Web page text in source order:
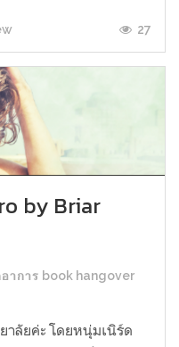
27
by Briar
าการ book hangover
าลัยค่ะ โดยหนุ่มเนิร์ด